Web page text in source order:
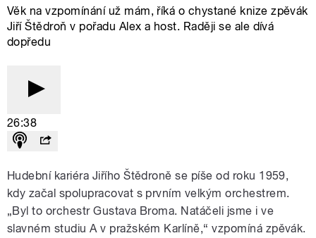
Věk na vzpomínání už mám, říká o chystané knize zpěvák
Jiří Štědroň v pořadu Alex a host. Raději se ale dívá
dopředu
26:38
Hudební kariéra Jiřího Štědroně se píše od roku 1959,
kdy začal spolupracovat s prvním velkým orchestrem.
„Byl to orchestr Gustava Broma. Natáčeli jsme i ve
slavném studiu A v pražském Karlíně,“ vzpomíná zpěvák.